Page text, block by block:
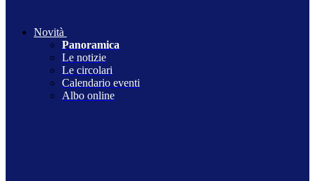
Novità
Panoramica
Le notizie
Le circolari
Calendario eventi
Albo online